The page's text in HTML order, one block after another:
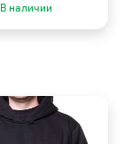
В наличии